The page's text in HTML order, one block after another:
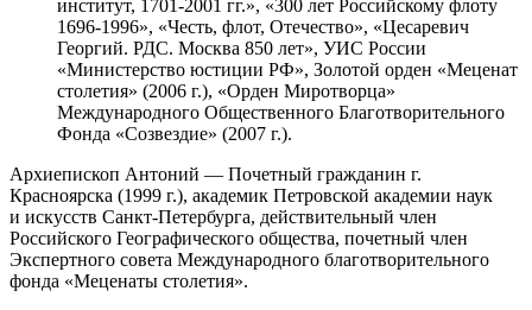
институт, 1701-2001 гг.», «300 лет Российскому флоту
1696-1996», «Честь, флот, Отечество», «Цесаревич
Георгий. РДС. Москва 850 лет», УИС России
«Министерство юстиции РФ», Золотой орден «Меценат
столетия» (2006 г.), «Орден Миротворца»
Международного Общественного Благотворительного
Фонда «Созвездие» (2007 г.).
Архиепископ Антоний — Почетный гражданин г.
Красноярска (1999 г.), академик Петровской академии наук
и искусств Санкт-Петербурга, действительный член
Российского Географического общества, почетный член
Экспертного совета Международного благотворительного
фонда «Меценаты столетия».